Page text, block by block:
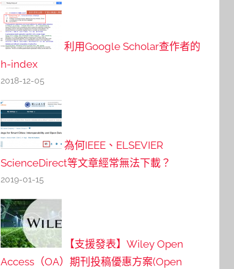
利用Google Scholar查作者的
h-index
2018-12-05
為何IEEE、ELSEVIER
ScienceDirect等文章經常無法下載？
2019-01-15
【支援發表】Wiley Open
Access（OA）期刊投稿優惠方案(Open